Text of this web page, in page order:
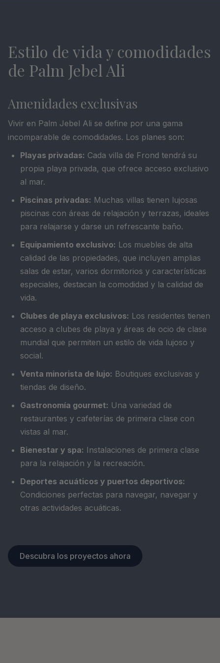
Estilo de vida y comodidades
de Palm Jebel Ali
Amenidades exclusivas
Vivir en Palm Jebel Ali se define por una gama
incomparable de comodidades. Los planes son:
Playas privadas: Cada villa de Frond tendrá su
propia playa privada, que ofrece acceso exclusivo
al mar.
Piscinas privadas: Muchas villas tienen lujosas
piscinas con áreas de relajación y terrazas, ideales
para relajarse y darse un refrescante baño.
Equipamiento exclusivo: Los muebles de alta
calidad de las propiedades, que incluyen amplias
salas de estar, varios dormitorios y características
especiales, destacan la comodidad y la calidad de
vida.
Clubes de playa exclusivos: Los residentes tienen
acceso a clubes de playa y áreas de ocio de clase
mundial que permiten un estilo de vida lujoso y
social.
Venta minorista de lujo: Boutiques exclusivas y
tiendas de diseño.
Gastronomía gourmet: Una variedad de
restaurantes y cafeterías de primera clase con
vistas al mar.
Bienestar y spa: Instalaciones de primera clase
para la relajación y la recreación.
Deportes acuáticos y puertos deportivos:
Condiciones perfectas para navegar, navegar y
otras actividades acuáticas.
Descubra los proyectos ahora